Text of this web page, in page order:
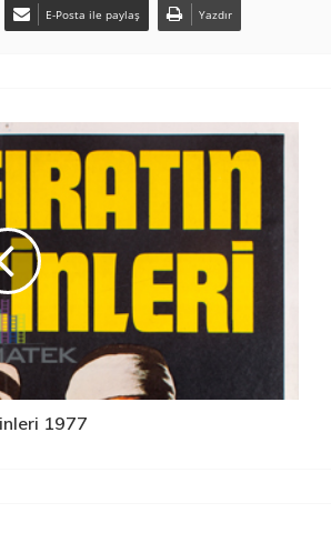
E-Posta ile paylaş Yazdır
1977